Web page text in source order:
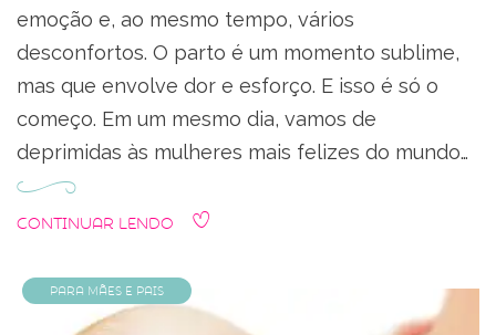
emoção e, ao mesmo tempo, vários
desconfortos. O parto é um momento sublime,
mas que envolve dor e esforço. E isso é só o
começo. Em um mesmo dia, vamos de
deprimidas às mulheres mais felizes do mundo…
Continuar Lendo
Para Mães e Pais